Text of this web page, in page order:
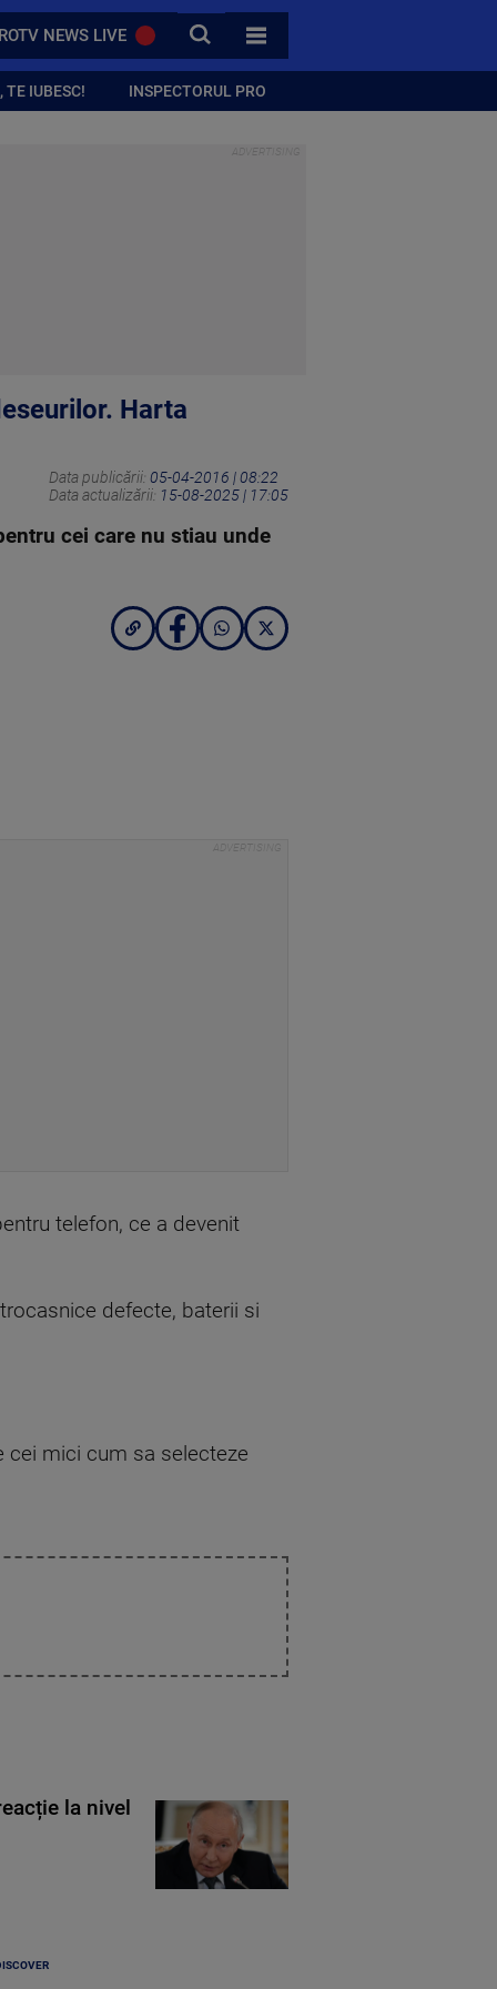
NEWS LIVE CAUTA
TOATE CATEGORIILE
TE IUBESC! INSPECTORUL PRO
Harta
Data publicării: 05-04-2016 | 08:22
Data actualizării: 15-08-2025 | 17:05
cei care nu stiau unde
telefon, ce a devenit
defecte, baterii si
cei mici cum sa selecteze
la nivel